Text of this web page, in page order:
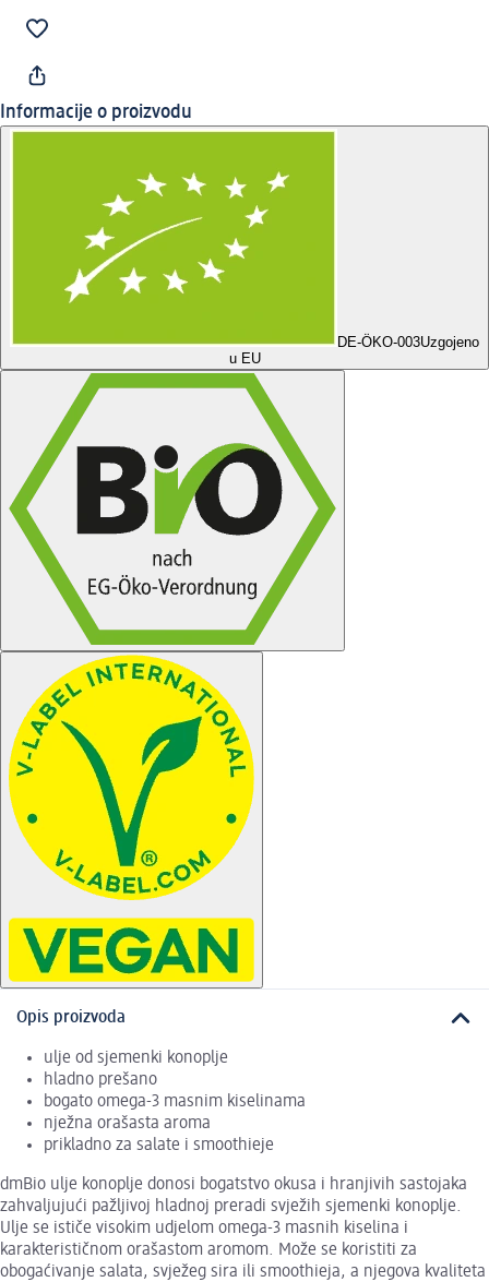
Informacije o proizvodu
DE-ÖKO-003Uzgojeno
u EU
Opis proizvoda
ulje od sjemenki konoplje
hladno prešano
bogato omega-3 masnim kiselinama
nježna orašasta aroma
prikladno za salate i smoothieje
dmBio ulje konoplje donosi bogatstvo okusa i hranjivih sastojaka
zahvaljujući pažljivoj hladnoj preradi svježih sjemenki konoplje.
Ulje se ističe visokim udjelom omega-3 masnih kiselina i
karakterističnom orašastom aromom. Može se koristiti za
obogaćivanje salata, svježeg sira ili smoothieja, a njegova kvaliteta